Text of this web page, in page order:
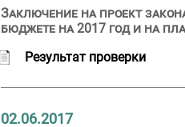
Заключение на проект
бюджете на 2017 год и на
Результат проверки
02.06.2017